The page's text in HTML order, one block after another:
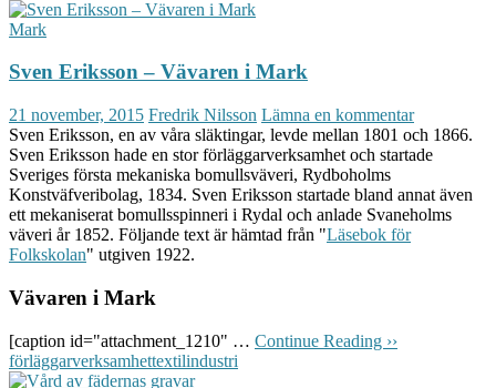
Mark
Sven Eriksson – Vävaren i Mark
21 november, 2015 Fredrik Nilsson Lämna en kommentar
Sven Eriksson, en av våra släktingar, levde mellan 1801 och 1866.
Sven Eriksson hade en stor förläggarverksamhet och startade
Sveriges första mekaniska bomullsväveri, Rydboholms
Konstväfveribolag, 1834. Sven Eriksson startade bland annat även
ett mekaniserat bomullsspinneri i Rydal och anlade Svaneholms
väveri år 1852. Följande text är hämtad från "Läsebok för
Folkskolan" utgiven 1922.
Vävaren i Mark
[caption id="attachment_1210" … Continue Reading ››
förläggarverksamhettextilindustri